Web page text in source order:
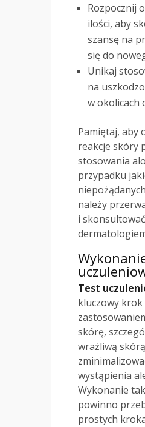
Rozpocznij
ilości, aby
szansę na
się do
Unikaj
na
w okolicach
Pamiętaj, aby
reakcje skóry
stosowania
przypadku
należy
i
Test
kluczowy krok
skórę,
wrażliwą
wystąpienia
Wykonanie
powinno
prostych